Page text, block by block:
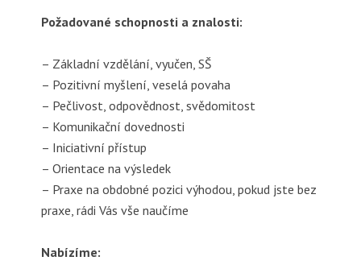
Požadované schopnosti a znalosti:
– Základní vzdělání, vyučen, SŠ
– Pozitivní myšlení, veselá povaha
– Pečlivost, odpovědnost, svědomitost
– Komunikační dovednosti
– Iniciativní přístup
– Orientace na výsledek
– Praxe na obdobné pozici výhodou, pokud jste bez
praxe, rádi Vás vše naučíme
Nabízíme: